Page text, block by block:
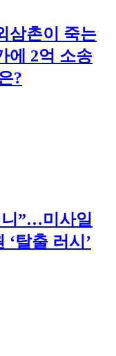
삼촌이 죽는
에 2억 소송
?
니”…미사일
‘탈출 러시’